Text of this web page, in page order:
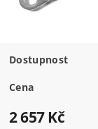
Dostupnost
Cena
2 657 Kč